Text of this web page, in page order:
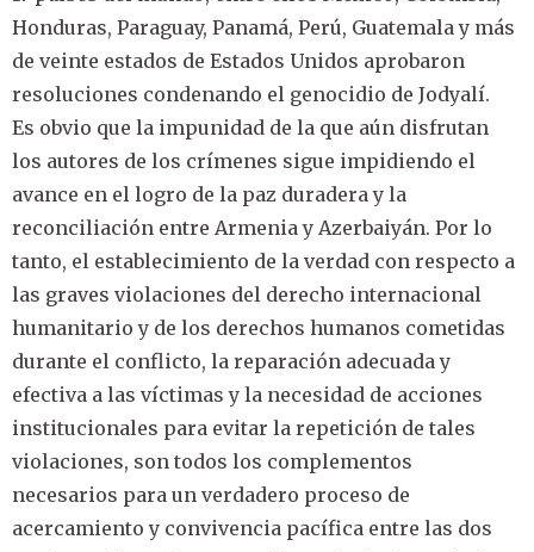
Honduras, Paraguay, Panamá, Perú, Guatemala y más
de veinte estados de Estados Unidos aprobaron
resoluciones condenando el genocidio de Jodyalí.
Es obvio que la impunidad de la que aún disfrutan
los autores de los crímenes sigue impidiendo el
avance en el logro de la paz duradera y la
reconciliación entre Armenia y Azerbaiyán. Por lo
tanto, el establecimiento de la verdad con respecto a
las graves violaciones del derecho internacional
humanitario y de los derechos humanos cometidas
durante el conflicto, la reparación adecuada y
efectiva a las víctimas y la necesidad de acciones
institucionales para evitar la repetición de tales
violaciones, son todos los complementos
necesarios para un verdadero proceso de
acercamiento y convivencia pacífica entre las dos